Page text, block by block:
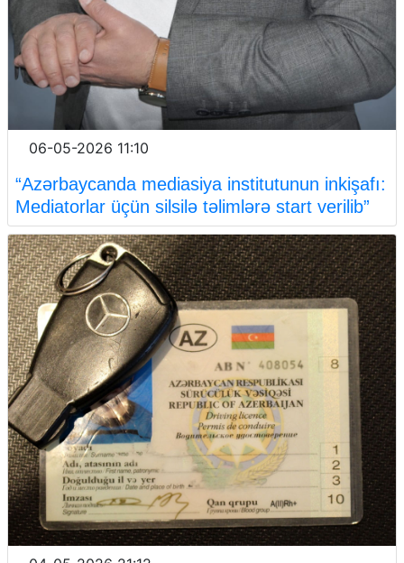
06-05-2026 11:10
“Azərbaycanda mediasiya institutunun inkişafı:
Mediatorlar üçün silsilə təlimlərə start verilib”